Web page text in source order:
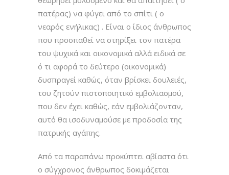
πατέρας) να φύγει από το σπίτι ( ο
νεαρός ενήλικας) . Είναι ο ίδιος άνθρωπος
που προσπαθεί να στηρίξει τον πατέρα
του ψυχικά και οικονομικά αλλά ειδικά σε
ό τι αφορά το δεύτερο (οικονομικά)
δυσπραγεί καθώς, όταν βρίσκει δουλειές,
του ζητούν πιστοποιητικό εμβολιασμού,
που δεν έχει καθώς, εάν εμβολιάζονταν,
αυτό θα ισοδυναμούσε με προδοσία της
πατρικής αγάπης.
Από τα παραπάνω προκύπτει αβίαστα ότι
ο σύγχρονος άνθρωπος δοκιμάζεται